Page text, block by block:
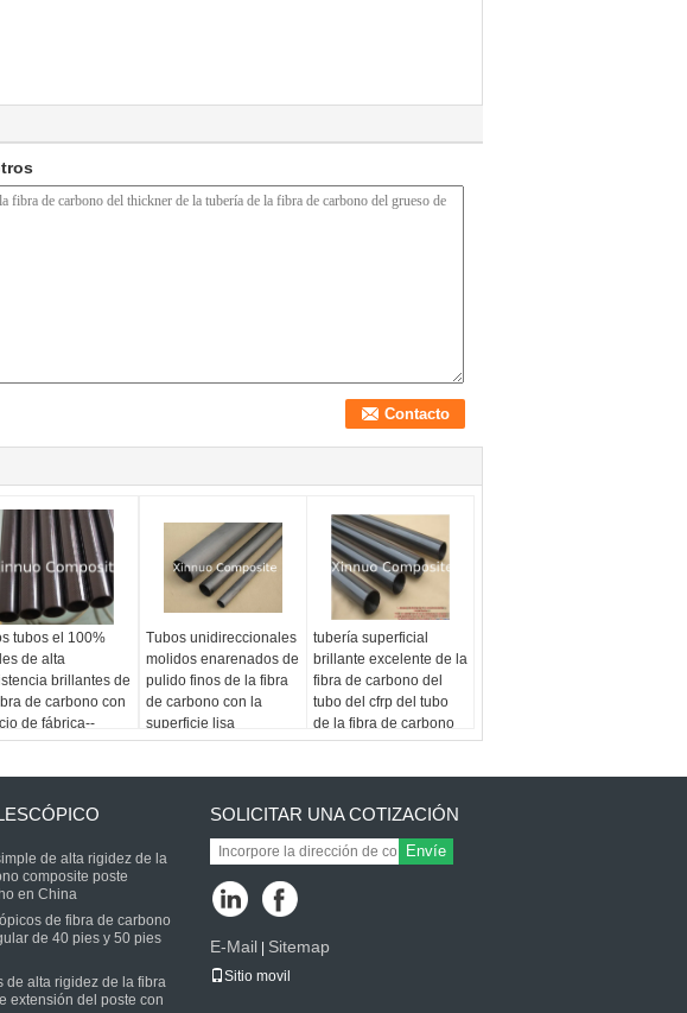
tubos el 100%
de alta
brillantes de
de carbono con
de fábrica--
en el diámetro
Tubos unidireccionales
molidos enarenados de
pulido finos de la fibra
de carbono con la
superficie lisa
tubería superficial
brillante excelente de la
fibra de carbono del
tubo del cfrp del tubo
de la fibra de carbono
de alta rigidez de la
composite poste
en China
de fibra de carbono
de 40 pies y 50 pies
de alta rigidez de la fibra
extensión del poste con
SOLICITAR UNA COTIZACIÓN
Envíe
E-Mail Sitemap
Sitio movil